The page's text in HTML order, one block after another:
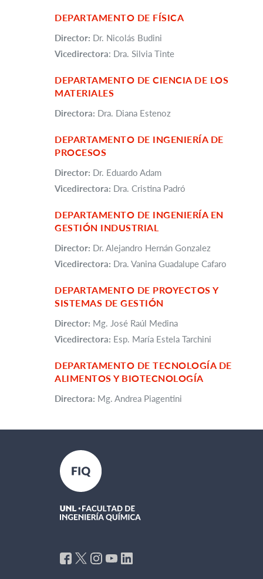
DEPARTAMENTO DE FÍSICA
Director: Dr. Nicolás Budini
Vicedirectora: Dra. Silvia Tinte
DEPARTAMENTO DE CIENCIA DE LOS
MATERIALES
Directora: Dra. Diana Estenoz
DEPARTAMENTO DE INGENIERÍA DE
PROCESOS
Director: Dr. Eduardo Adam
Vicedirectora: Dra. Cristina Padró
DEPARTAMENTO DE INGENIERÍA EN
GESTIÓN INDUSTRIAL
Director: Dr. Alejandro Hernán Gonzalez
Vicedirectora: Dra. Vanina Guadalupe Cafaro
DEPARTAMENTO DE PROYECTOS Y
SISTEMAS DE GESTIÓN
Director: Mg. José Raúl Medina
Vicedirectora: Esp. María Estela Tarchini
DEPARTAMENTO DE TECNOLOGÍA DE
ALIMENTOS Y BIOTECNOLOGÍA
Directora: Mg. Andrea Piagentini